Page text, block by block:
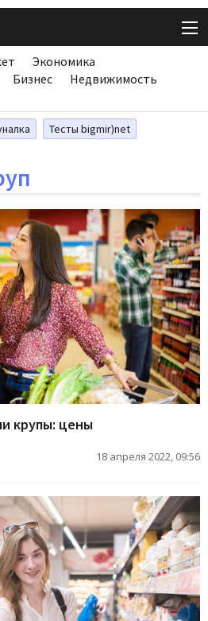
Экономика
Бизнес
Недвижимость
Тесты bigmir)net
крупы: цены
18 апреля 2022, 09:56